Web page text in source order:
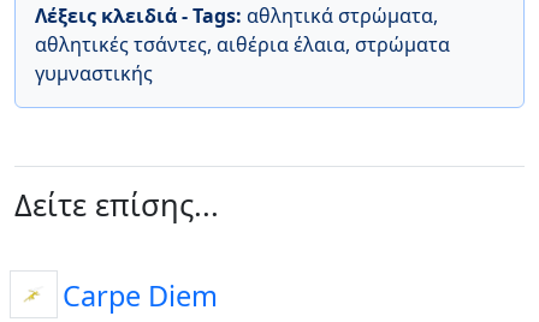
Λέξεις κλειδιά - Tags: αθλητικά στρώματα,
αθλητικές τσάντες, αιθέρια έλαια, στρώματα
γυμναστικής
Δείτε επίσης...
Carpe Diem